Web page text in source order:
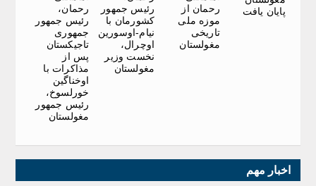
پایان یافت
رحمان از
موزه ملی
تاریخی
مغولستان
رئیس جمهور
کشورمان با
نیام-اوسورین
اوچرال،
نخست وزیر
مغولستان
رحمان،
رئیس جمهور
جمهوری
تاجیکستان
پس از
مذاکرات با
اوخناگین
خورلسوخ،
رئیس جمهور
مغولستان
اخبار مهم